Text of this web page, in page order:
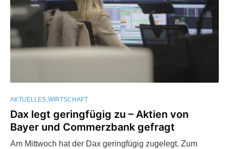
AKTUELLES WIRTSCHAFT
Dax legt geringfügig zu – Aktien von
Bayer und Commerzbank gefragt
Am Mittwoch hat der Dax geringfügig zugelegt. Zum